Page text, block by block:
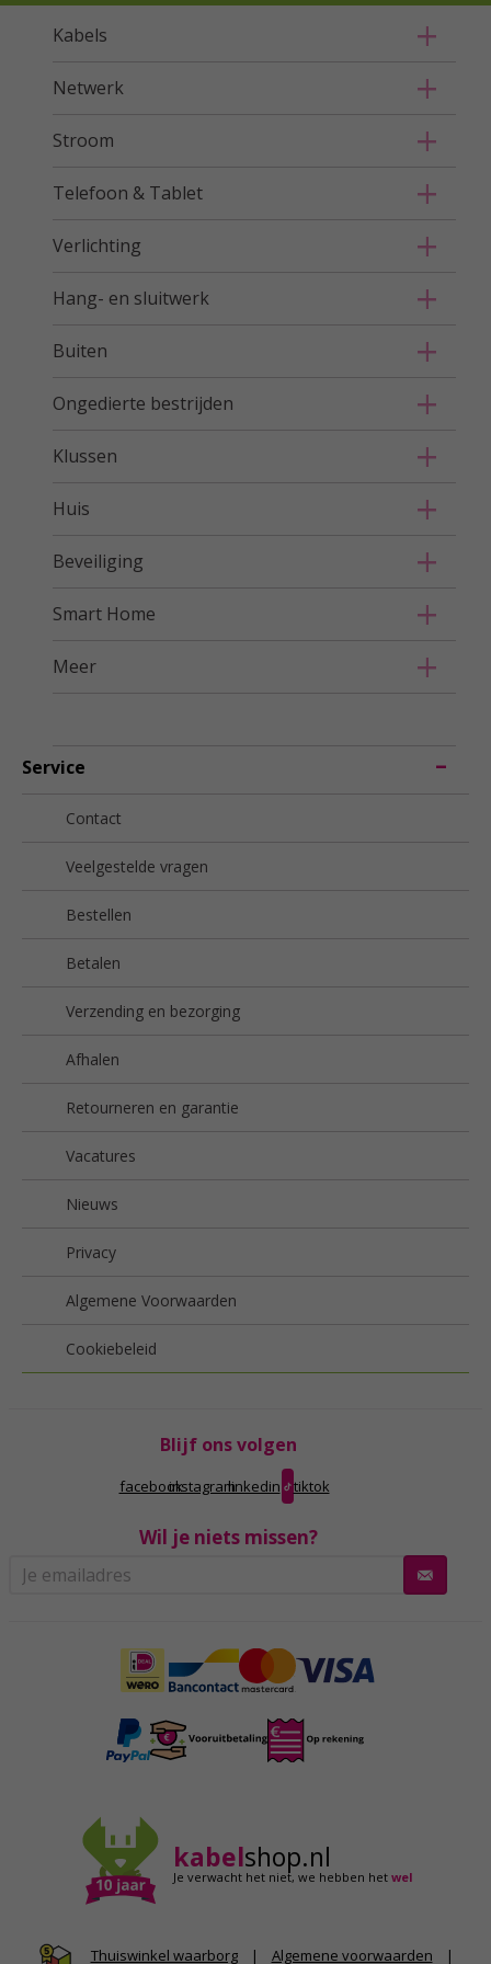
Kabels
Netwerk
Stroom
Telefoon & Tablet
Verlichting
Hang- en sluitwerk
Buiten
Ongedierte bestrijden
Klussen
Huis
Beveiliging
Smart Home
Meer
Service
Contact
Veelgestelde vragen
Bestellen
Betalen
Verzending en bezorging
Afhalen
Retourneren en garantie
Vacatures
Nieuws
Privacy
Algemene Voorwaarden
Cookiebeleid
Blijf ons volgen
facebookinstagramlinkedin tiktok
Wil je niets missen?
kabelshop.nl
Je verwacht het niet,we hebben hetwel
Thuiswinkel waarborg | Algemene voorwaarden |